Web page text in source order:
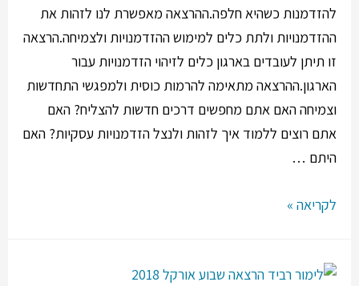
להזדמנות כשהיא חלפה.ההרצאה מאפשרת לנו לזהות את
ההזדמנויות ולתת כלים למימוש ההזדמנויות ולצמיחה.הרצאה
זו תיתן לעובדים בארגון כלים לזיהוי הזדמנויות עבור
הארגון.ההרצאה מתאימה להרמות כוסית ולמפגשי התחדשות
וצמיחה האם אתם מחפשים דרכים חדשות להצליח? האם
אתם רוצים ללמוד איך לזהות ולנצל הזדמנויות עסקיות? האם
היתם …
לקריאה »